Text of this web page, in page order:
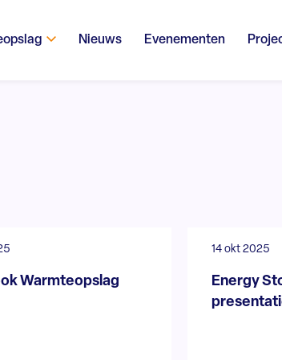
Nieuws Evenementen
Warmteopslag
14 okt 2025
Energy